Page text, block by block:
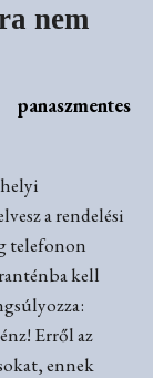
nem
a rendelési
telefonon
kell
Erről az
ennek